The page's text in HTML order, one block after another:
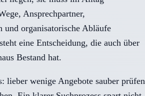
Ansprechpartner,
und organisatorische Abläufe
eine Entscheidung, die auch über
Bestand hat.
lieber wenige Angebote sauber prüfen